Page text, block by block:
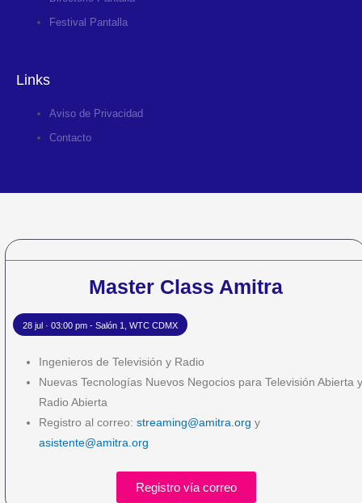
Festival Pantalla
Links
Aviso de Privacidad
Contacto
Master Class Amitra
28 jul · 03:00 pm - Salón 1, WTC CDMX
Ingenieros de Televisión y Radio
Nuevas Tecnologías Nuevos Negocios para Televisión Abierta
Radio Abierta
Registro al correo:streaming@amitra.org y
asistente@amitra.org
Registro vía correo